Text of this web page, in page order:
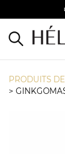
PRODUITS
>